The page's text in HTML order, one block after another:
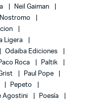
Neil Gaiman
Nostromo
Ligera
Odaiba Ediciones
Roca
Paltik
Paul Pope
Pepeto
Agostini
Poesía